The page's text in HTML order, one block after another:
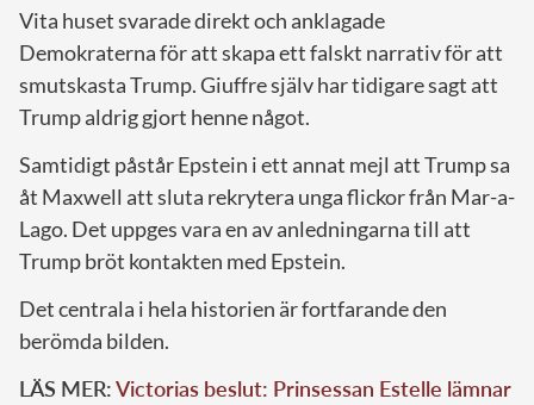
Vita huset svarade direkt och anklagade
Demokraterna för att skapa ett falskt narrativ för att
smutskasta Trump. Giuffre själv har tidigare sagt att
Trump aldrig gjort henne något.
Samtidigt påstår Epstein i ett annat mejl att Trump sa
åt Maxwell att sluta rekrytera unga flickor från Mar-a-
Lago. Det uppges vara en av anledningarna till att
Trump bröt kontakten med Epstein.
Det centrala i hela historien är fortfarande den
berömda bilden.
LÄS MER:Victorias beslut: Prinsessan Estelle lämnar